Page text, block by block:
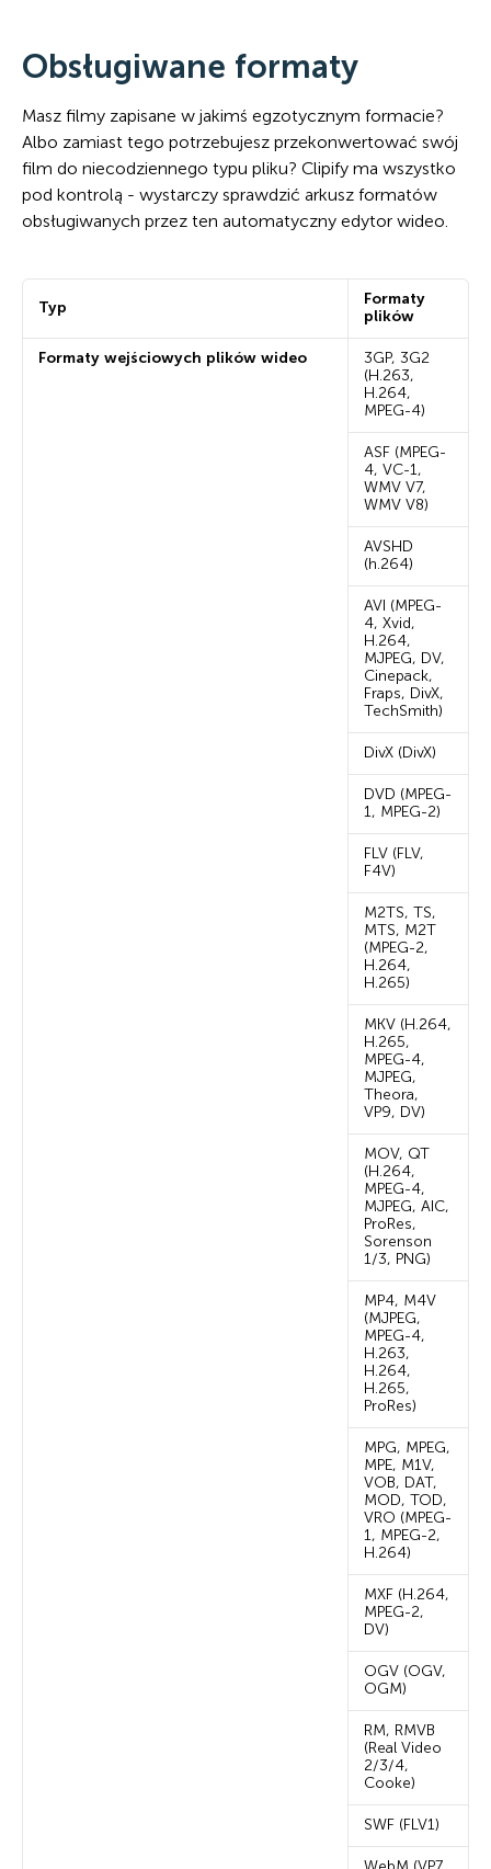
Obsługiwane formaty
Masz filmy zapisane w jakimś egzotycznym formacie?
Albo zamiast tego potrzebujesz przekonwertować swój
film do niecodziennego typu pliku? Clipify ma wszystko
pod kontrolą - wystarczy sprawdzić arkusz formatów
obsługiwanych przez ten automatyczny edytor wideo.
Typ
Formaty
plików
Formaty wejściowych plików wideo
3GP, 3G2
(H.263,
H.264,
MPEG-4)
ASF (MPEG-
4, VC-1,
WMV V7,
WMV V8)
AVSHD
(h.264)
AVI (MPEG-
4, Xvid,
H.264,
MJPEG, DV,
Cinepack,
Fraps, DivX,
TechSmith)
DivX (DivX)
DVD (MPEG-
1, MPEG-2)
FLV (FLV,
F4V)
M2TS, TS,
MTS, M2T
(MPEG-2,
H.264,
H.265)
MKV (H.264,
H.265,
MPEG-4,
MJPEG,
Theora,
VP9, DV)
MOV, QT
(H.264,
MPEG-4,
MJPEG, AIC,
ProRes,
Sorenson
1/3, PNG)
MP4, M4V
(MJPEG,
MPEG-4,
H.263,
H.264,
H.265,
ProRes)
MPG, MPEG,
MPE, M1V,
VOB, DAT,
MOD, TOD,
VRO (MPEG-
1, MPEG-2,
H.264)
MXF (H.264,
MPEG-2,
DV)
OGV (OGV,
OGM)
RM, RMVB
(Real Video
2/3/4,
Cooke)
SWF (FLV1)